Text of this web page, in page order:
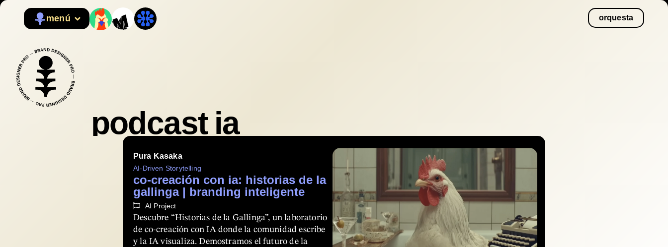
menú orquesta
podcast ia
Pura Kasaka
AI-Driven Storytelling
co-creación con ia: historias de la
gallinga | branding inteligente
AI Project
Descubre “Historias de la Gallinga”, un laboratorio
de co-creación con IA donde la comunidad escribe
y la IA visualiza. Demostramos el futuro de la